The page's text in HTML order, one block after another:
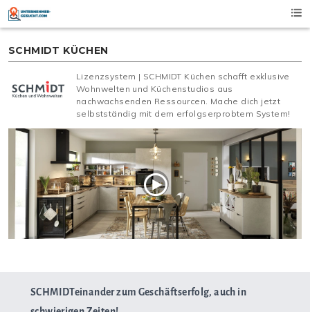
Skip
content
SCHMIDT KÜCHEN
Lizenzsystem | SCHMIDT Küchen schafft exklusive
Wohnwelten und Küchenstudios aus
nachwachsenden Ressourcen. Mache dich jetzt
selbstständig mit dem erfolgserprobtem System!